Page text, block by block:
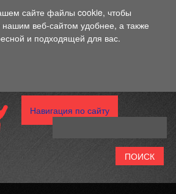
сайте файлы cookie, чтобы
нашим веб-сайтом удобнее, а также
и подходящей для вас.
Навигация по сайту